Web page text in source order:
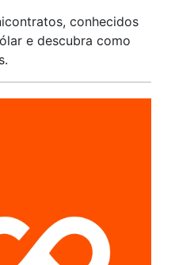
conhecidos
e descubra como